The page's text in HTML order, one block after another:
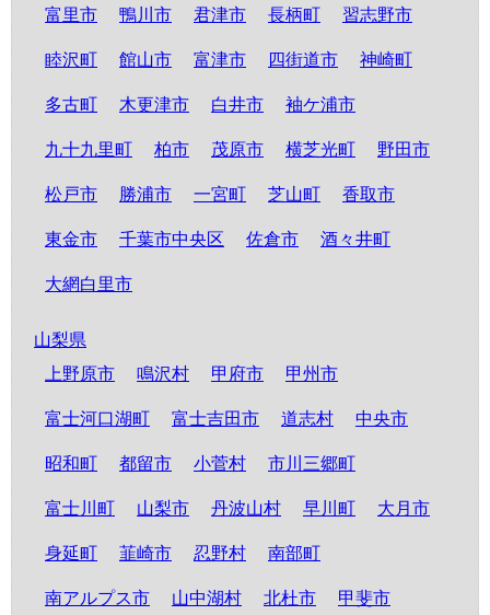
富里市 鴨川市 君津市 長柄町 習志野市
睦沢町 館山市 富津市 四街道市 神崎町
多古町 木更津市 白井市 袖ケ浦市
九十九里町 柏市 茂原市 横芝光町 野田市
松戸市 勝浦市 一宮町 芝山町 香取市
東金市 千葉市中央区 佐倉市 酒々井町
大網白里市
山梨県
上野原市
鳴沢村 甲府市 甲州市
富士河口湖町 富士吉田市 道志村 中央市
昭和町 都留市 小菅村 市川三郷町
富士川町 山梨市 丹波山村 早川町 大月市
身延町 韮崎市 忍野村 南部町
南アルプス市 山中湖村 北杜市 甲斐市